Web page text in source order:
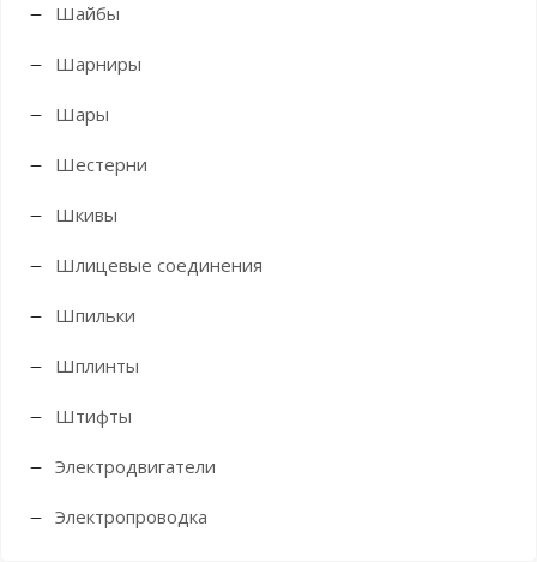
Шайбы
Шарниры
Шары
Шестерни
Шкивы
Шлицевые соединения
Шпильки
Шплинты
Штифты
Электродвигатели
Электропроводка